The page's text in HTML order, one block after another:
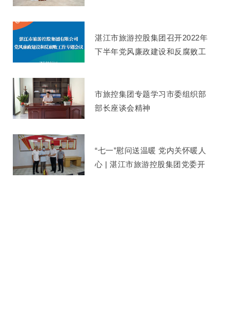
湛江市旅游控股集团召开2022年
下半年党风廉政建设和反腐败工
市旅控集团专题学习市委组织部
部长座谈会精神
“七一”慰问送温暖 党内关怀暖人
心 | 湛江市旅游控股集团党委开